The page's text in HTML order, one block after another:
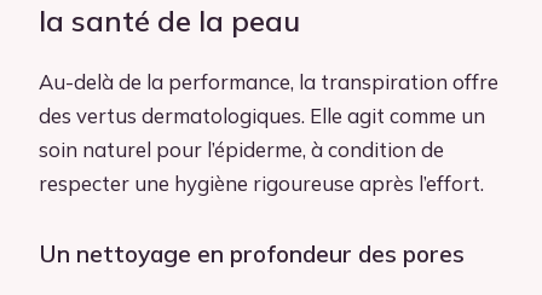
la santé de la peau
Au-delà de la performance, la transpiration offre
des vertus dermatologiques. Elle agit comme un
soin naturel pour l’épiderme, à condition de
respecter une hygiène rigoureuse après l’effort.
Un nettoyage en profondeur des pores